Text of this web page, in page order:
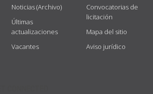
Noticias (Archivo)
Últimas
actualizaciones
Vacantes
Convocatorias de
licitación
Mapa del sitio
Aviso jurídico